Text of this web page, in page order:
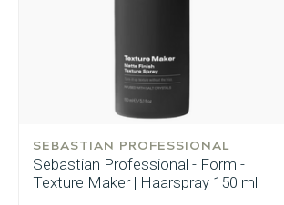
SEBASTIAN PROFESSIONAL
Sebastian Professional - Form -
Texture Maker | Haarspray 150 ml